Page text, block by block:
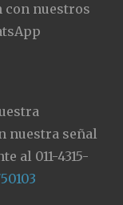
con nuestros
nuestra señal
al 011-4315-